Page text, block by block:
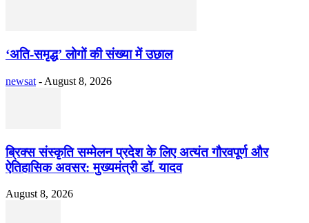
‘अति-समृद्ध’ लोगों की संख्या में उछाल
newsat - August 8, 2026
ब्रिक्स संस्कृति सम्मेलन प्रदेश के लिए अत्यंत गौरवपूर्ण और
ऐतिहासिक अवसर: मुख्यमंत्री डॉ. यादव
August 8, 2026